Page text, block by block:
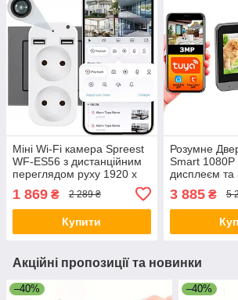
Міні Wi-Fi камера Spreest
WF-ES56 з дистанційним
переглядом руху 1920 x
1 869 ₴ 2 289 ₴
Купити
Розумне
Smart 1080P
дисплеєм та
150° Чорний
3 885₴ 5
Акційні пропозиції та новинки
–40% –40%